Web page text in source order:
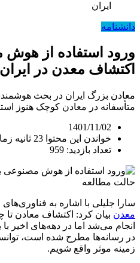
ایران
دانشنامه
ورود استفاده از
اکتشاف معدن در ایران
معادن بزرگ ایران در بحث
متأسفانه در معادن کوچک هنوز
1401/11/02
خواندن این محتوا 23 ثانیه زمان می‌برد
تعداد بازدید: 959
حالت مطالعه
سارا جلیلی با اشاره به
معدن بیان کرد: اکتشاف معادن
انجام می‌شد اما در دهه‌های اخیر
در رسانه‌ها مطرح ‌شده است،
زمینه موثر واقع شویم.